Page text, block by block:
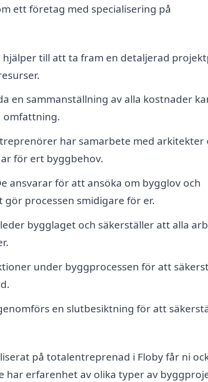
ett företag med specialisering på
till att ta fram en detaljerad
en sammanställning av alla kostnader
omfattning.
har samarbete med arkitekter
för ert byggbehov.
ansvarar för att ansöka om bygglov och
processen smidigare för er.
bygglaget och säkerställer att alla
under byggprocessen för att
en slutbesiktning för att
på totalentreprenad i Floby får ni
har erfarenhet av olika typer av